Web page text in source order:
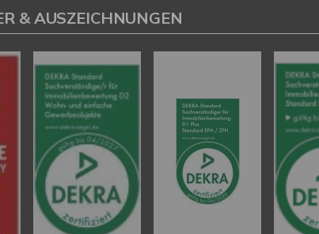
& AUSZEICHNUNGEN